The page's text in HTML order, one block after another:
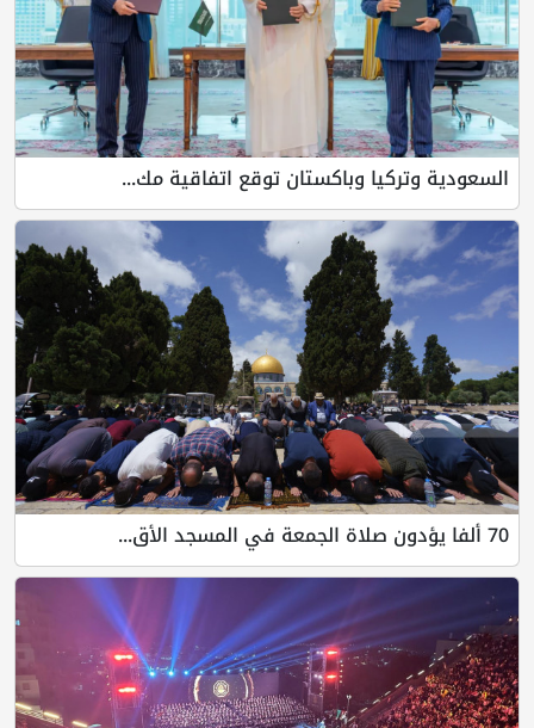
وباكستان توقع اتفاقية مك...